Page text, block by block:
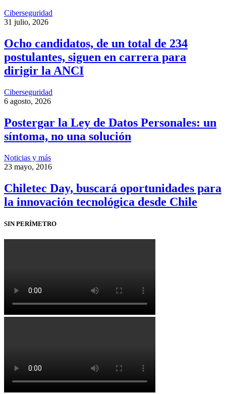
Ciberseguridad
31 julio, 2026
Ocho candidatos, de un total de 234
postulantes, siguen en carrera para
dirigir la ANCI
Ciberseguridad
6 agosto, 2026
Postergar la Ley de Datos Personales: un
síntoma, no una solución
Noticias y más
23 mayo, 2016
Chiletec Day, buscará oportunidades para
la innovación tecnológica desde Chile
SIN PERÍMETRO